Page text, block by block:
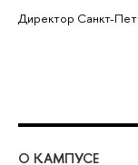
Директор Санкт-
О КАМПУСЕ